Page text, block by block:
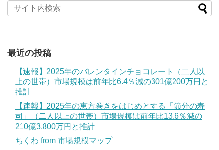
最近の投稿
【速報】2025年のバレンタインチョコレート（二人以
上の世帯）市場規模は前年比6.4％減の301億200万円と
推計
【速報】2025年の恵方巻きをはじめとする「節分の寿
司」（二人以上の世帯）市場規模は前年比13.6％減の
210億3,800万円と推計
ちくわ from 市場規模マップ